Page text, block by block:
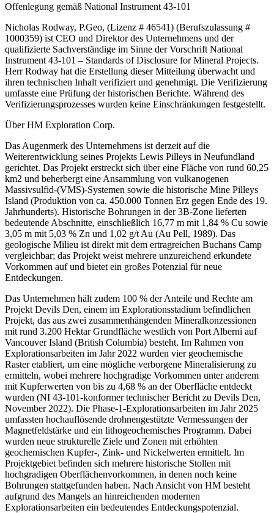
Offenlegung gemäß National Instrument 43-101
Nicholas Rodway, P.Geo, (Lizenz # 46541) (Berufszulassung #
1000359) ist CEO und Direktor des Unternehmens und der
qualifizierte Sachverständige im Sinne der Vorschrift National
Instrument 43-101 – Standards of Disclosure for Mineral Projects.
Herr Rodway hat die Erstellung dieser Mitteilung überwacht und
ihren technischen Inhalt verifiziert und genehmigt. Die Verifizierung
umfasste eine Prüfung der historischen Berichte. Während des
Verifizierungsprozesses wurden keine Einschränkungen festgestellt.
Über HM Exploration Corp.
Das Augenmerk des Unternehmens ist derzeit auf die
Weiterentwicklung seines Projekts Lewis Pilleys in Neufundland
gerichtet. Das Projekt erstreckt sich über eine Fläche von rund 60,25
km2 und beherbergt eine Ansammlung von vulkanogenen
Massivsulfid-(VMS)-Systemen sowie die historische Mine Pilleys
Island (Produktion von ca. 450.000 Tonnen Erz gegen Ende des 19.
Jahrhunderts). Historische Bohrungen in der 3B-Zone lieferten
bedeutende Abschnitte, einschließlich 16,77 m mit 1,84 % Cu sowie
3,05 m mit 5,03 % Zn und 1,02 g/t Au (Au Pell, 1989). Das
geologische Milieu ist direkt mit dem ertragreichen Buchans Camp
vergleichbar; das Projekt weist mehrere unzureichend erkundete
Vorkommen auf und bietet ein großes Potenzial für neue
Entdeckungen.
Das Unternehmen hält zudem 100 % der Anteile und Rechte am
Projekt Devils Den, einem im Explorationsstadium befindlichen
Projekt, das aus zwei zusammenhängenden Mineralkonzessionen
mit rund 3.200 Hektar Grundfläche westlich von Port Alberni auf
Vancouver Island (British Columbia) besteht. Im Rahmen von
Explorationsarbeiten im Jahr 2022 wurden vier geochemische
Raster etabliert, um eine mögliche verborgene Mineralisierung zu
ermitteln, wobei mehrere hochgradige Vorkommen unter anderem
mit Kupferwerten von bis zu 4,68 % an der Oberfläche entdeckt
wurden (NI 43-101-konformer technischer Bericht zu Devils Den,
November 2022). Die Phase-1-Explorationsarbeiten im Jahr 2025
umfassten hochauflösende drohnengestützte Vermessungen der
Magnetfeldstärke und ein lithogeochemisches Programm. Dabei
wurden neue strukturelle Ziele und Zonen mit erhöhten
geochemischen Kupfer-, Zink- und Nickelwerten ermittelt. Im
Projektgebiet befinden sich mehrere historische Stollen mit
hochgradigen Oberflächenvorkommen, in denen noch keine
Bohrungen stattgefunden haben. Nach Ansicht von HM besteht
aufgrund des Mangels an hinreichenden modernen
Explorationsarbeiten ein bedeutendes Entdeckungspotenzial.